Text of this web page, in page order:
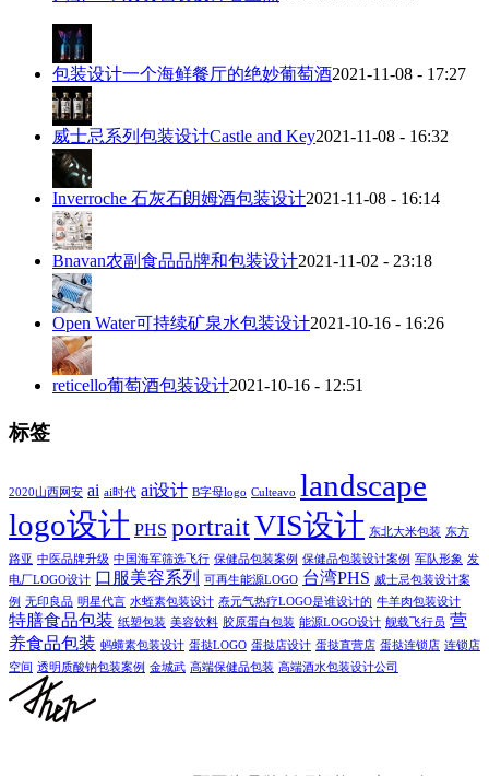
包装设计一个海鲜餐厅的绝妙葡萄酒2021-11-08 - 17:27
威士忌系列包装设计Castle and Key2021-11-08 - 16:32
Inverroche 石灰石朗姆酒包装设计2021-11-08 - 16:14
Bnavan农副食品品牌和包装设计2021-11-02 - 23:18
Open Water可持续矿泉水包装设计2021-10-16 - 16:26
reticello葡萄酒包装设计2021-10-16 - 12:51
标签
2020山西网安 ai ai时代 ai设计 B字母logo Culteavo landscape
logo设计 PHS portraitVIS设计 东北大米包装 东方
路亚 中医品牌升级 中国海军筛选飞行 保健品包装案例 保健品包装设计案例 军队形象 发
电厂LOGO设计 口服美容系列 可再生能源LOGO 台湾PHS 威士忌包装设计案
例 无印良品 明星代言 水蛭素包装设计 焘元气热疗LOGO是谁设计的 牛羊肉包装设计
特膳食品包装 纸塑包装 美容饮料 胶原蛋白包装 能源LOGO设计 舰载飞行员 营
养食品包装 蚂蟥素包装设计 蛋挞LOGO 蛋挞店设计 蛋挞直营店 蛋挞连锁店 连锁店
空间 透明质酸钠包装案例 金城武 高端保健品包装 高端酒水包装设计公司